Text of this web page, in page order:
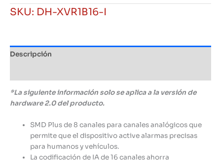
XVR
Inteligente
1HDD
cantidad
SKU: DH-XVR1B16-I
Descripción
*La siguiente información solo se aplica a la versión de
hardware 2.0 del producto.
SMD Plus de 8 canales para canales analógicos que
permite que el dispositivo active alarmas precisas
para humanos y vehículos.
La codificación de IA de 16 canales ahorra